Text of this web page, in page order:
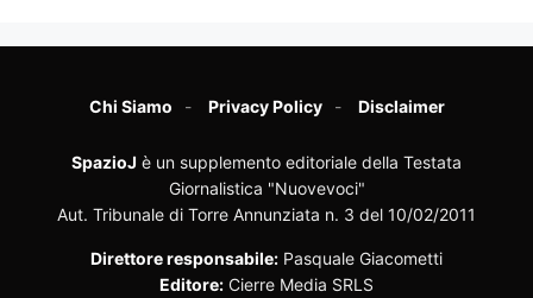
Chi Siamo Privacy Policy Disclaimer
SpazioJ è un supplemento editoriale della Testata
Giornalistica "Nuovevoci"
Aut. Tribunale di Torre Annunziata n. 3 del 10/02/2011
Direttore responsabile: Pasquale Giacometti
Editore: Cierre Media SRLS